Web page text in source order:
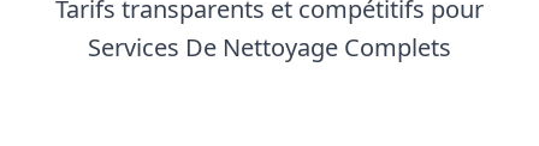
Tarifs transparents et compétitifs pour
Services De Nettoyage Complets